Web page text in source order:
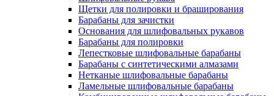
Щетки для полировки и браширования
Барабаны для зачистки
Основания для шлифовальных рукавов
Барабаны для полировки
Лепестковые шлифовальные барабаны
Барабаны с синтетическими алмазами
Нетканые шлифовальные барабаны
Ламельные шлифовальные барабаны